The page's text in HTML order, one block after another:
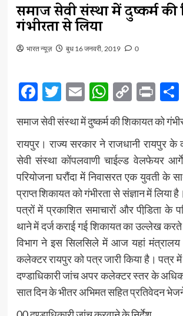
समाज सेवी संस्था में दुष्कर्म
गंभीरता से लिया
भारत न्यूज़ बुध 16 जनवरी, 2019 0
Facebook
Twitter
EmailCopy
Link
समाज सेवी संस्था में दुष्कर्म की शिकायत को
रायपुर। राज्य सरकार ने राजधानी रायपुर के
सेवी संस्था कोंपलवाणी चाईल्ड वेलफेयर
परियोजना घरौंदा में निवासरत एक युवती के
प्राप्त शिकायत को गंभीरता से संज्ञान में लिया
पत्रों में प्रकाशित समाचारों और पीडि़ता के
थाने में दर्ज कराई गई शिकायत का उल्लेख
विभाग ने इस सिलसिले में आज यहां मंत्रालय
कलेक्टर रायपुर को पत्र जारी किया है। पत्र में
दण्डाधिकारी जांच अपर कलेक्टर स्तर के
सात दिन के भीतर अभिमत सहित प्रतिवेदन